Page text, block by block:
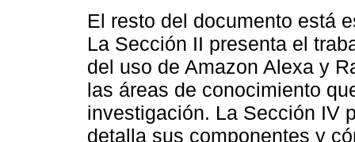
El resto del documento está
La Sección II presenta el
del uso de Amazon Alexa y
las áreas de conocimiento
investigación. La Sección IV
detalla sus componentes y